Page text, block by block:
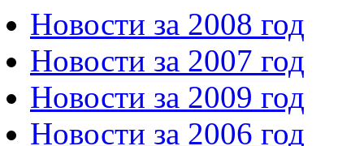
Новости за 2008 год
Новости за 2007 год
Новости за 2009 год
Новости за 2006 год